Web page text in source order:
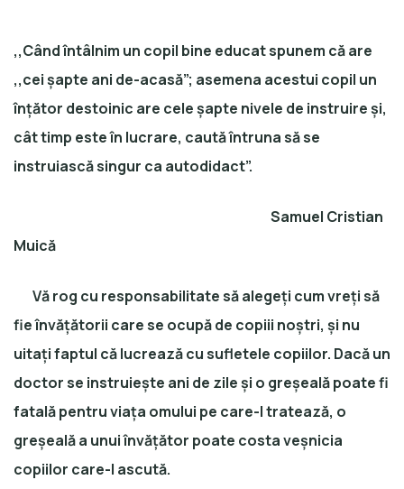
,,Când întâlnim un copil bine educat spunem că are
,,cei șapte ani de-acasă”; asemena acestui copil un
înțător destoinic are cele șapte nivele de instruire și,
cât timp este în lucrare, caută întruna să se
instruiască singur ca autodidact”.
Samuel Cristian
Muică
Vă rog cu responsabilitate să alegeți cum vreți să
fie învățătorii care se ocupă de copiii noștri, și nu
uitați faptul că lucrează cu sufletele copiilor. Dacă un
doctor se instruiește ani de zile și o greșeală poate fi
fatală pentru viața omului pe care-l tratează, o
greșeală a unui învățător poate costa veșnicia
copiilor care-l ascută.